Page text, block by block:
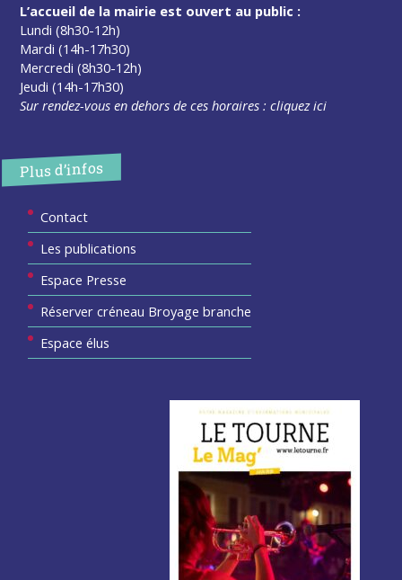
L’accueil de la mairie est ouvert au public :
Lundi (8h30-12h)
Mardi (14h-17h30)
Mercredi (8h30-12h)
Jeudi (14h-17h30)
Sur rendez-vous en dehors de ces horaires :cliquez ici
Plus d’infos
Contact
Les publications
Espace Presse
Réserver créneau Broyage branche
Espace élus